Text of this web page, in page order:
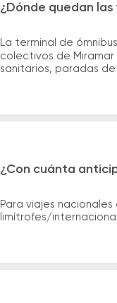
¿Dónde quedan las
La terminal de
colectivos de Miramar
sanitarios, paradas
¿Con cuánta
Para viajes
limítrofes/